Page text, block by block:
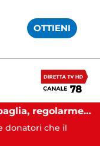
OTTIENI
Ospedale Battipaglia, regolarmente in funzione il Servizio Trasfusionale
donatori che il